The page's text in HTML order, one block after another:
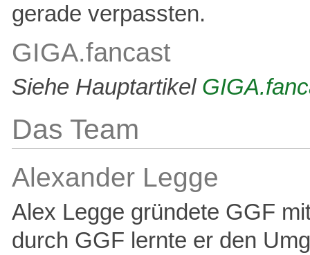
gerade verpassten.
GIGA.fancast
Siehe Hauptartikel
Das Team
Alexander Legge
Alex Legge gründete GGF
durch GGF lernte er den